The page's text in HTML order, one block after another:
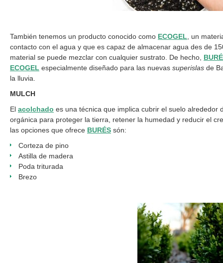
También tenemos un producto conocido como ECOGEL , un
contacto con el agua y que es capaz de almacenar agua des de
material se puede mezclar con cualquier sustrato. De hecho,
ECOGEL especialmente diseñado para las nuevas superislas de
la lluvia.
MULCH
El acolchado es una técnica que implica cubrir el suelo alrededor
orgánica para proteger la tierra, retener la humedad y reducir el
las opciones que ofrece BURÉS són:
Corteza de pino
Astilla de madera
Poda triturada
Brezo